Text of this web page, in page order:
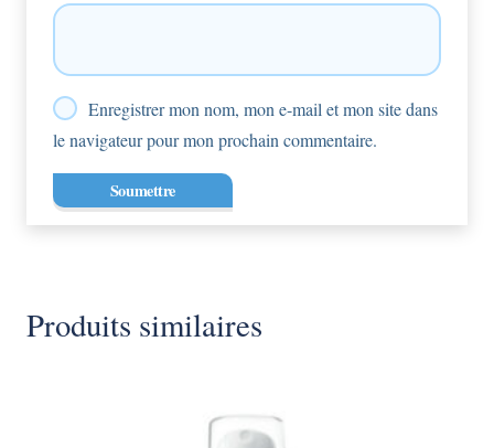
Enregistrer mon nom, mon e-mail et mon site dans
le navigateur pour mon prochain commentaire.
Produits similaires